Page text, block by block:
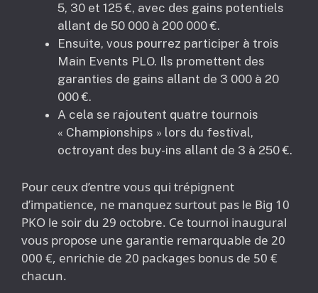
5, 30 et 125 €, avec des gains potentiels
allant de 50 000 à 200 000 €.
Ensuite, vous pourrez participer à trois
Main Events PLO. Ils promettent des
garanties de gains allant de 3 000 à 20
000 €.
A cela se rajoutent quatre tournois
« Championships » lors du festival,
octroyant des buy-ins allant de 3 à 250 €.
Pour ceux d’entre vous qui trépignent
d’impatience, ne manquez surtout pas le Big 10
PKO le soir du 29 octobre. Ce tournoi inaugural
vous propose une garantie remarquable de 20
000 €, enrichie de 20 packages bonus de 50 €
chacun.